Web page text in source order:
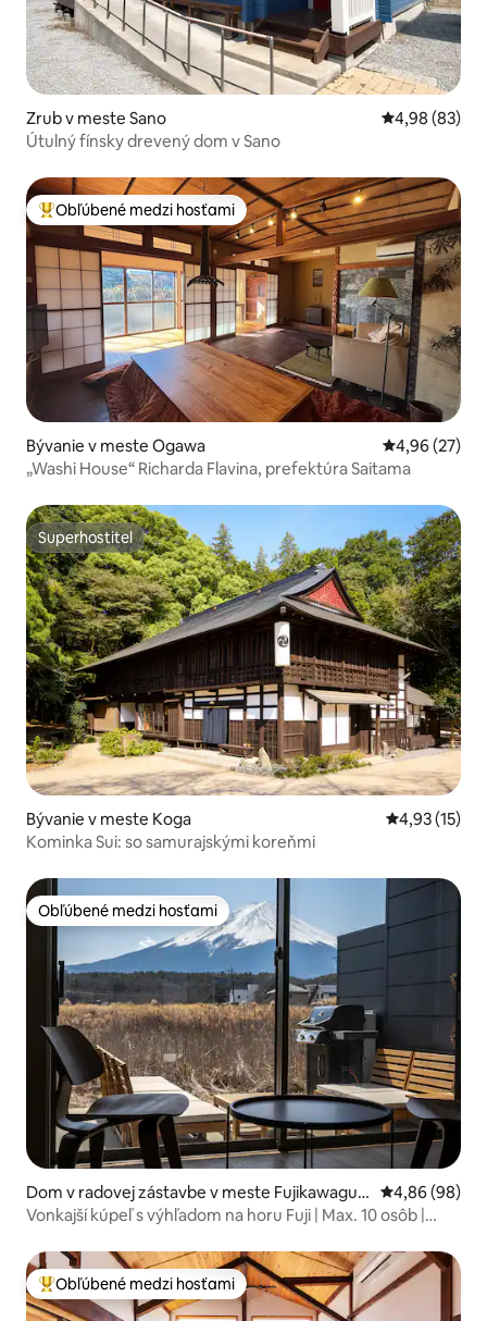
Zrub v meste Sano Priemerné
4,98 (83)
Útulný fínsky drevený dom v Sano
Najobľúbenejšie medzi hosťami
Obľúbené medzi hosťami
Bývanie v meste Ogawa Priemerné
4,96 (27)
„Washi House“ Richarda Flavina, prefektúra Saitama
Superhostiteľ
Superhostiteľ
Bývanie v meste Koga Priemerné
4,93 (15)
Kominka Sui: so samurajskými koreňmi
Obľúbené medzi hosťami
Obľúbené medzi hosťami
Dom v radovej zástavbe v meste Fujikawaguc
hiko
Priemerné
4,86 (98)
Vonkajší kúpeľ s výhľadom na horu Fuji | Max. 10 osôb |
Najobľúbenejšie medzi hosťami
Obľúbené medzi hosťami